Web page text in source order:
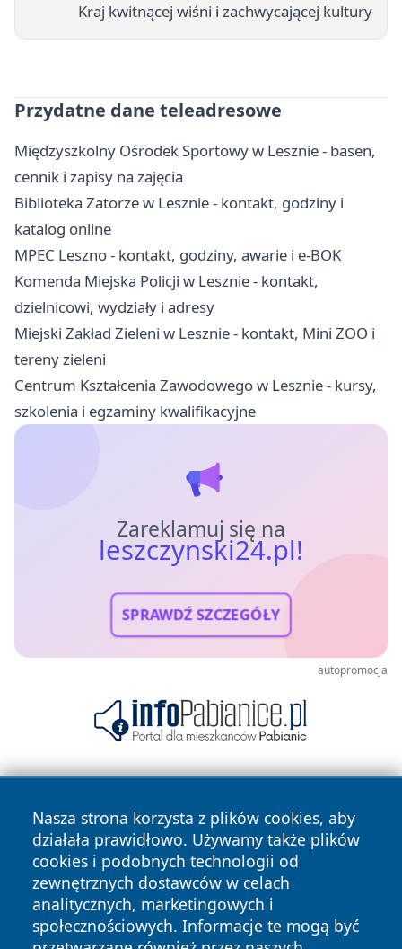
Kraj kwitnącej wiśni i zachwycającej kultury
Przydatne dane teleadresowe
Międzyszkolny Ośrodek Sportowy w Lesznie - basen,
cennik i zapisy na zajęcia
Biblioteka Zatorze w Lesznie - kontakt, godziny i
katalog online
MPEC Leszno - kontakt, godziny, awarie i e-BOK
Komenda Miejska Policji w Lesznie - kontakt,
dzielnicowi, wydziały i adresy
Miejski Zakład Zieleni w Lesznie - kontakt, Mini ZOO i
tereny zieleni
Centrum Kształcenia Zawodowego w Lesznie - kursy,
szkolenia i egzaminy kwalifikacyjne
Zareklamuj się na
leszczynski24.pl!
SPRAWDŹ SZCZEGÓŁY
autopromocja
Nasza strona korzysta z plików cookies, aby
działała prawidłowo. Używamy także plików
cookies i podobnych technologii od
zewnętrznych dostawców w celach
analitycznych, marketingowych i
społecznościowych. Informacje te mogą być
Copyright © 2026 leszczynski24.pl Wszystkie prawa
zastrzeżone.